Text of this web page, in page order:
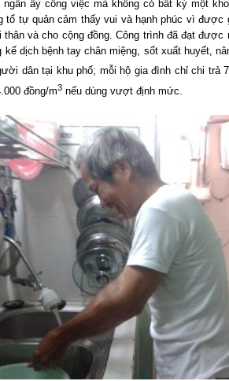
ngần ấy công việc mà không có bất kỳ một
tổ tự quản cảm thấy vui và hạnh phúc vì được
và cho cộng đồng.Công trình đã đạt được
kể dịch bệnh tay chân miệng, sốt xuất huyết,
dân tại khu phố; mỗi hộ gia đình chỉ chi trả
đồng/m3 nếu dùng vượt định mức.